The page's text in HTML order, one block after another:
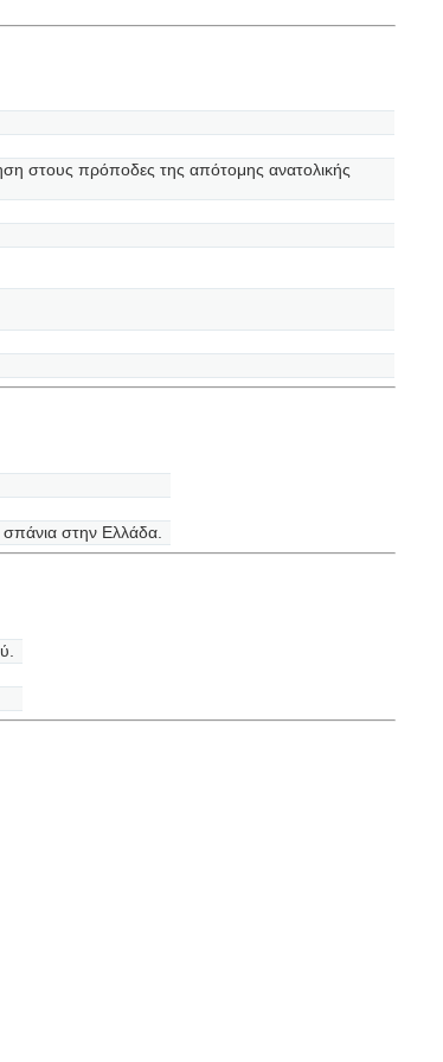
στους πρόποδες της απότομης ανατολικής
στην Ελλάδα.